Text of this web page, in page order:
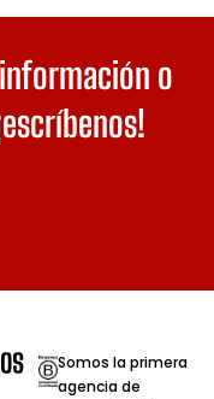
o
Somos la primera
agencia de